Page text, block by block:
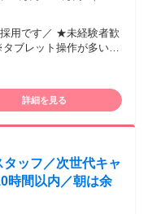
績あり 交通費：
考慮のうえ決定しま
用です／ ★未経験者歓
も大事にしたい方 ・学
員 ・美容部員 ・イベ
詳細を見る
ッフ／次世代キャ
時間以内／朝は余